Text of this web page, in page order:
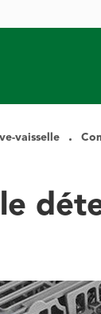
vaisselle